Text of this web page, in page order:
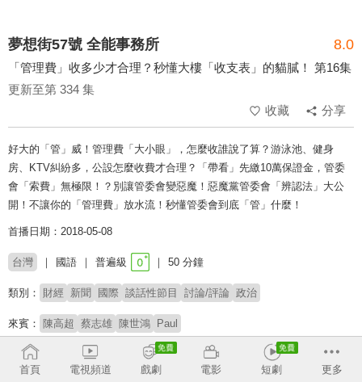
夢想街57號 全能事務所 8.0
「管理費」收多少才合理？秒懂大樓「收支表」的貓膩！ 第16集
更新至第 334 集
收藏
分享
好大的「管」威！管理費「大小眼」，怎麼收誰說了算？游泳池、健身
房、KTV糾紛多，公設怎麼收費才合理？「帶看」先繳10萬保證金，管委
會「索費」無極限！？別讓管委會變惡魔！惡魔黨管委會「辨認法」大公
開！不讓你的「管理費」放水流！秒懂管委會到底「管」什麼！
首播日期：2018-05-08
台灣 國語 普遍級 50 分鐘
類別： 財經 新聞 國際 談話性節目 討論/評論 政治
來賓： 陳高超 蔡志雄 陳世鴻 Paul
主持：
劉涵竹
首頁
電視頻道 戲劇 電影 短劇 更多